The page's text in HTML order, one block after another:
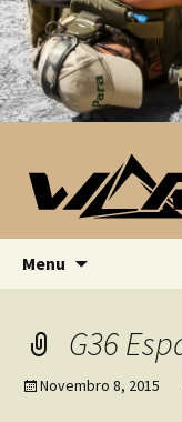
Menu
G36
Novembro 8, 2015